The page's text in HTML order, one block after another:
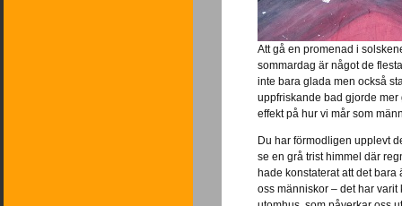
Att gå en promenad i
sommardag är något de
inte bara glada men också
uppfriskande bad gjorde mer
effekt på hur vi mår som
Du har förmodligen upplevt
se en grå trist himmel där
hade konstaterat att det
oss människor – det har